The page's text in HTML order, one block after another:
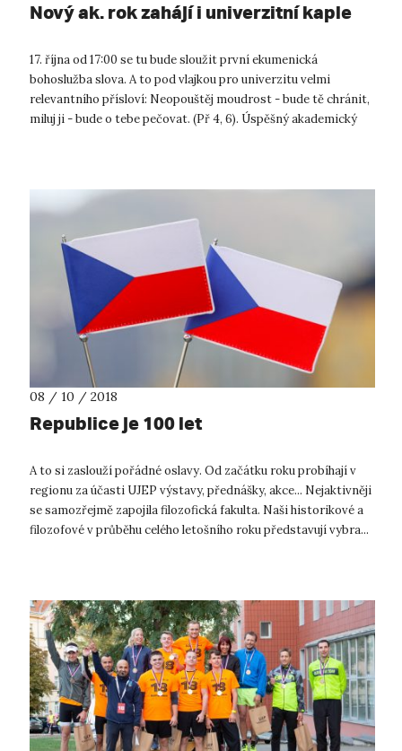
Nový ak. rok zahájí i univerzitní kaple
17. října od 17:00 se tu bude sloužit první ekumenická
bohoslužba slova. A to pod vlajkou pro univerzitu velmi
relevantního přísloví: Neopouštěj moudrost - bude tě chránit,
miluj ji - bude o tebe pečovat. (Př 4, 6). Úspěšný akademický
08 / 10 / 2018
Republice je 100 let
A to si zaslouží pořádné oslavy. Od začátku roku probíhají v
regionu za účasti UJEP výstavy, přednášky, akce... Nejaktivněji
se samozřejmě zapojila filozofická fakulta. Naši historikové a
filozofové v průběhu celého letošního roku představují vybra...